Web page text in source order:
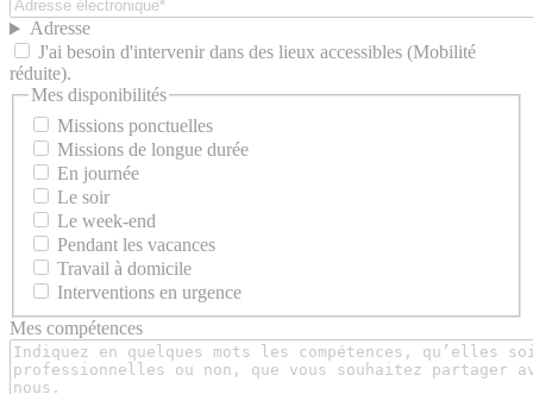
Adresse
J'ai besoin d'intervenir dans des lieux accessibles (Mobilité
réduite).
Mes disponibilités
Missions ponctuelles
Missions de longue durée
En journée
Le soir
Le week-end
Pendant les vacances
Travail à domicile
Interventions en urgence
Mes compétences